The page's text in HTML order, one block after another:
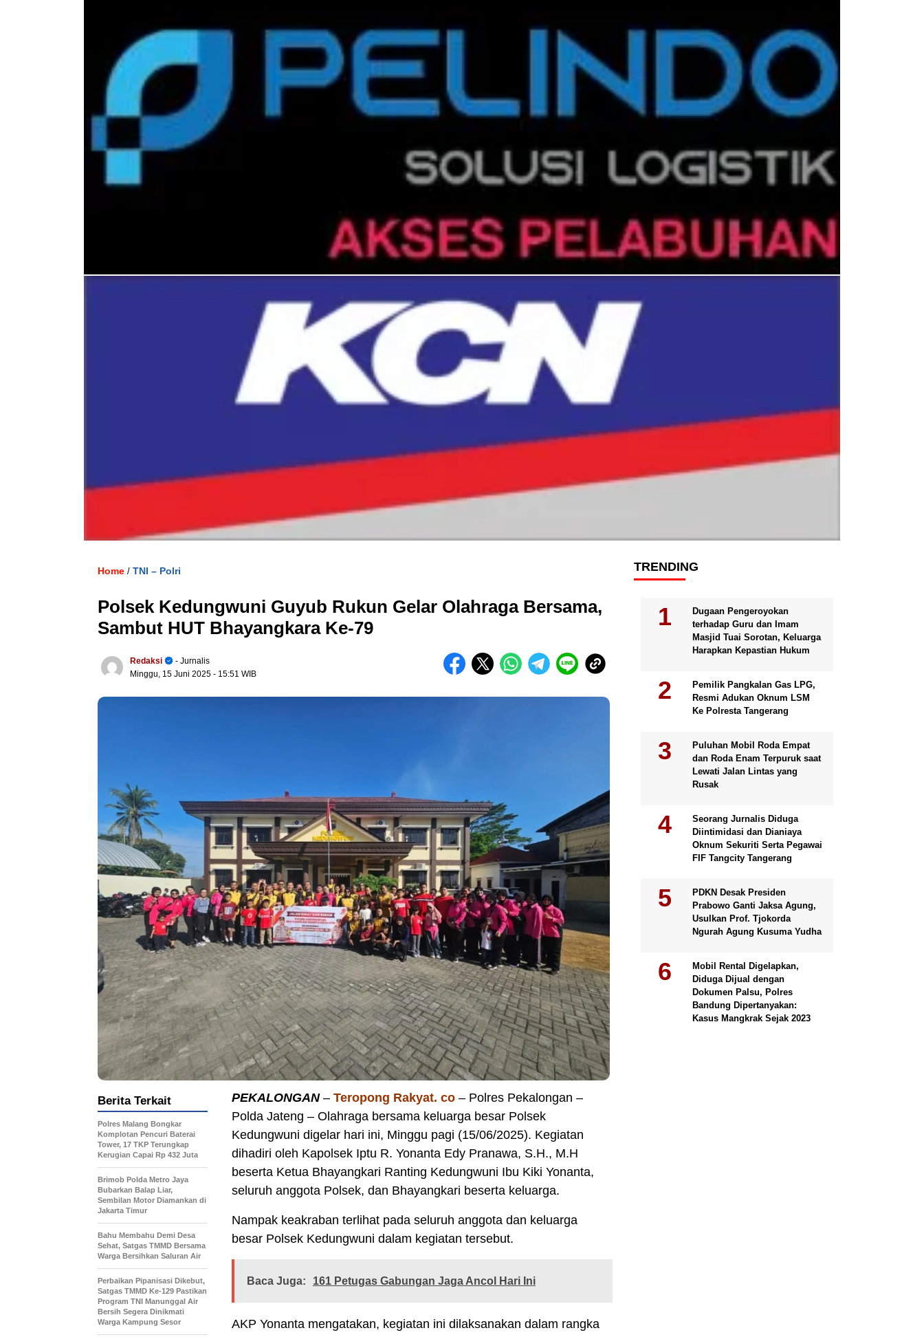
Home / TNI – Polri
Polsek Kedungwuni Guyub Rukun Gelar Olahraga Bersama,
Sambut HUT Bhayangkara Ke-79
Redaksi
- Jurnalis
Minggu, 15 Juni 2025 - 15:51 WIB
PEKALONGAN– Teropong Rakyat. co – Polres Pekalongan –
Polda Jateng – Olahraga bersama keluarga besar Polsek
Kedungwuni digelar hari ini, Minggu pagi (15/06/2025). Kegiatan
dihadiri oleh Kapolsek Iptu R. Yonanta Edy Pranawa, S.H., M.H
beserta Ketua Bhayangkari Ranting Kedungwuni Ibu Kiki Yonanta,
seluruh anggota Polsek, dan Bhayangkari beserta keluarga.
Nampak keakraban terlihat pada seluruh anggota dan keluarga
besar Polsek Kedungwuni dalam kegiatan tersebut.
Baca Juga: 161 Petugas Gabungan Jaga Ancol Hari Ini
AKP Yonanta mengatakan, kegiatan ini dilaksanakan dalam rangka
Berita Terkait
Polres Malang Bongkar
Komplotan Pencuri Baterai
Tower, 17 TKP Terungkap
Kerugian Capai Rp 432 Juta
Brimob Polda Metro Jaya
Bubarkan Balap Liar,
Sembilan Motor Diamankan di
Jakarta Timur
Bahu Membahu Demi Desa
Sehat, Satgas TMMD Bersama
Warga Bersihkan Saluran Air
Perbaikan Pipanisasi Dikebut,
Satgas TMMD Ke-129 Pastikan
Program TNI Manunggal Air
Bersih Segera Dinikmati
Warga Kampung Sesor
TRENDING
Dugaan Pengeroyokan
terhadap Guru dan Imam
Masjid Tuai Sorotan, Keluarga
Harapkan Kepastian Hukum
Pemilik Pangkalan Gas LPG,
Resmi Adukan Oknum LSM
Ke Polresta Tangerang
Puluhan Mobil Roda Empat
dan Roda Enam Terpuruk saat
Lewati Jalan Lintas yang
Rusak
Seorang Jurnalis Diduga
Diintimidasi dan Dianiaya
Oknum Sekuriti Serta Pegawai
FIF Tangcity Tangerang
PDKN Desak Presiden
Prabowo Ganti Jaksa Agung,
Usulkan Prof. Tjokorda
Ngurah Agung Kusuma Yudha
Mobil Rental Digelapkan,
Diduga Dijual dengan
Dokumen Palsu, Polres
Bandung Dipertanyakan:
Kasus Mangkrak Sejak 2023